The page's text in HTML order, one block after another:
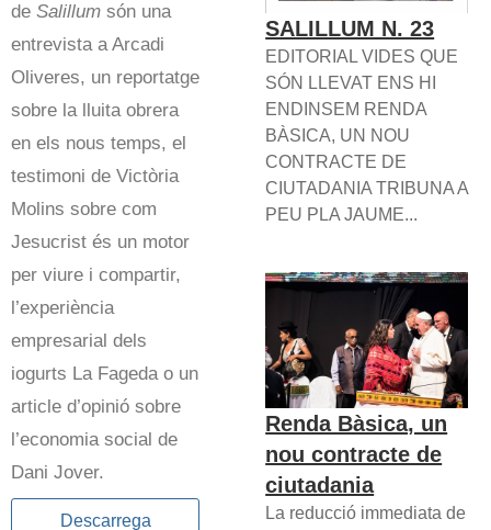
de Salillum són una
entrevista a Arcadi
Oliveres, un reportatge
sobre la lluita obrera
en els nous temps, el
testimoni de Victòria
Molins sobre com
Jesucrist és un motor
per viure i compartir,
l’experiència
empresarial dels
iogurts La Fageda o un
article d’opinió sobre
l’economia social de
Dani Jover.
Descarrega
SALILLUM N. 23
EDITORIAL VIDES QUE
SÓN LLEVAT ENS HI
ENDINSEM RENDA
BÀSICA, UN NOU
CONTRACTE DE
CIUTADANIA TRIBUNA A
PEU PLA JAUME...
Renda Bàsica, un
nou contracte de
ciutadania
La reducció immediata de